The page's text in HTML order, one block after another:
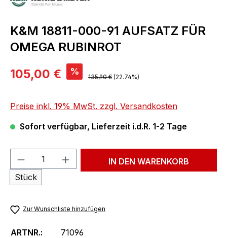
K&M 18811-000-91 AUFSATZ FÜR
OMEGA RUBINROT
Verkaufspreis:
105,00 € % Regulärer Preis:
135,90 € (22.74%)
Preise inkl. 19% MwSt. zzgl. Versandkosten
Sofort verfügbar, Lieferzeit i.d.R. 1-2 Tage
Produkt Anzahl: Gib den
Stück
IN DEN WARENKORB
Zur Wunschliste hinzufügen
ARTNR.:
71096